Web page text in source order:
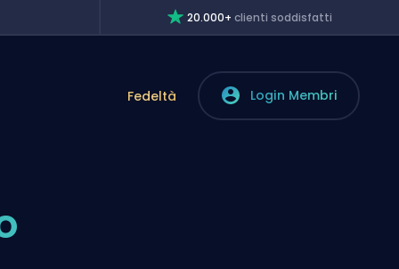
20.000+clienti soddisfatti
Fedeltà Login Membri